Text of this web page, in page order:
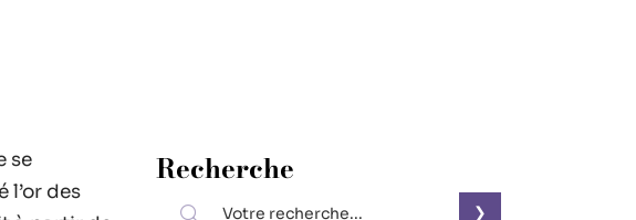
se
l’or des
Recherche